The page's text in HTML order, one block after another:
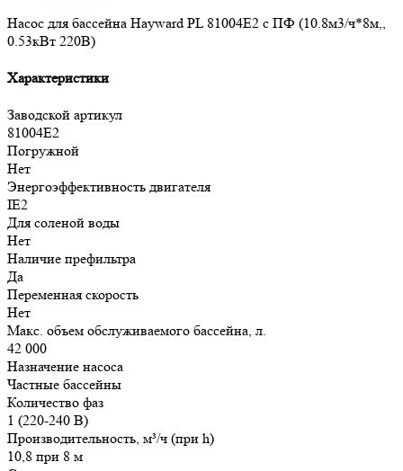
Насос для бассейна Hayward PL 81004E2 с ПФ (10.8м3/ч*8м,,
0.53кВт 220В)
Характеристики
Заводской артикул
81004E2
Погружной
Нет
Энергоэффективность двигателя
IE2
Для соленой воды
Нет
Наличие префильтра
Да
Переменная скорость
Нет
Макс. объем обслуживаемого бассейна, л.
42 000
Назначение насоса
Частные бассейны
Количество фаз
1 (220-240 В)
Производительность, м³/ч (при h)
10,8 при 8 м